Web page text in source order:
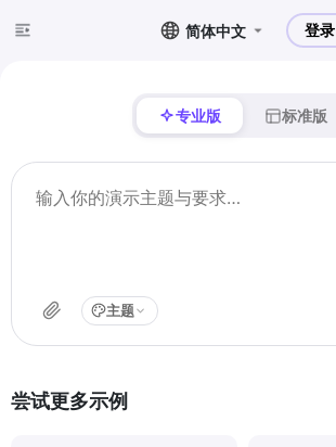
简体中文 登录
专业版 标准版
主题
尝试更多示例